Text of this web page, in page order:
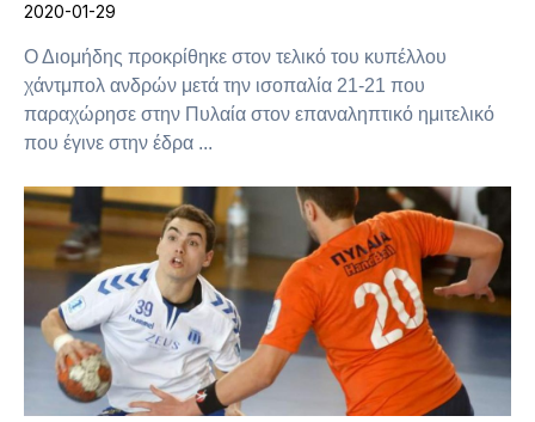
2020-01-29
Ο Διομήδης προκρίθηκε στον τελικό του κυπέλλου
χάντμπολ ανδρών μετά την ισοπαλία 21-21 που
παραχώρησε στην Πυλαία στον επαναληπτικό ημιτελικό
που έγινε στην έδρα ...